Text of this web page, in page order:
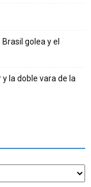
golea y el
y la doble vara de la